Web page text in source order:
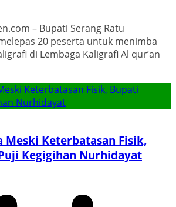
– Bupati Serang Ratu
20 peserta untuk menimba
di Lembaga Kaligrafi Al qur’an
Meski Keterbatasan Fisik,
Kegigihan Nurhidayat